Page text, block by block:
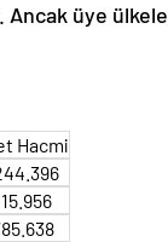
Ancak üye
Hacmi